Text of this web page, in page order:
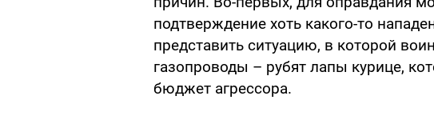
подтверждение хоть какого-то
представить ситуацию, в которой
газопроводы – рубят лапы курице,
бюджет агрессора.